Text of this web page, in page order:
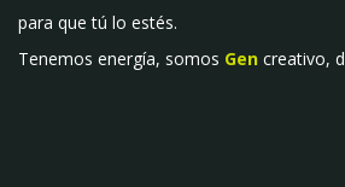
para que tú lo estés.
Tenemos energía, somos Gen creativo,